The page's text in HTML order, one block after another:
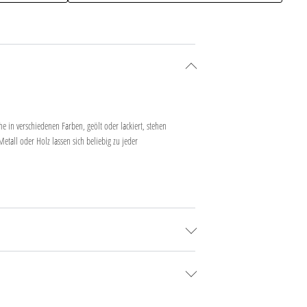
in verschiedenen Farben, geölt oder lackiert, stehen
oder Holz lassen sich beliebig zu jeder